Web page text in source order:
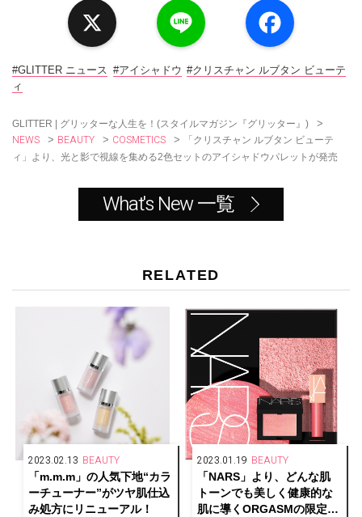
a
c
o
#GLITTER ニュース #アイシャドウ #クリスチャン ルブタン ビューテ
ィ
GLITTER | グリッターな人生を！(スタイルマガジン『グリッター』) >
NEWS > BEAUTY > COSMETICS >
「クリスチャン ルブタン ビューテ
ィ」より、光と影で視線を集める2色セットのアイシャドウパレットが発売
What's New 一覧
RELATED
2023.02.13 BEAUTY
「m.m.m」の人気下地“カラ
ーチューナー”がツヤ肌仕込
み処方にリニューアル！
2023.01.19 BEAUTY
「NARS」より、どんな肌
トーンでも美しく健康的な
肌に導くORGASMの限定セ